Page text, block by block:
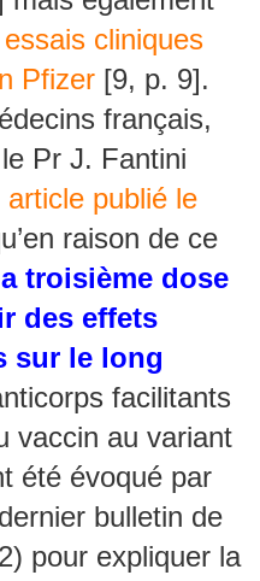
cliniques
Pfizer [9, p. 9].
français,
Pr J. Fantini
article publié le
raison de ce
troisième dose
des effets
sur le long
facilitants
vaccin au variant
été évoqué par
bulletin de
pour expliquer la